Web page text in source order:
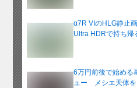
α7R VIのHLG静止
Ultra HDRで持ち帰
6万円前後で始める
ュー メシエ天体を